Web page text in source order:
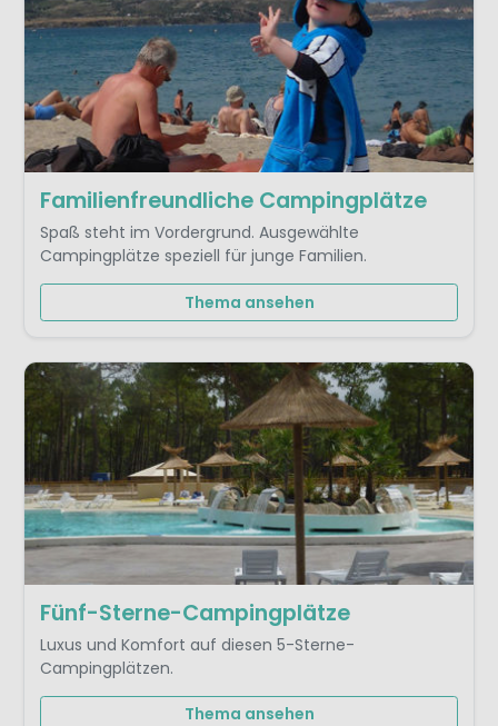
Familienfreundliche Campingplätze
Spaß steht im Vordergrund. Ausgewählte
Campingplätze speziell für junge Familien.
Thema ansehen
Fünf-Sterne-Campingplätze
Luxus und Komfort auf diesen 5-Sterne-
Campingplätzen.
Thema ansehen